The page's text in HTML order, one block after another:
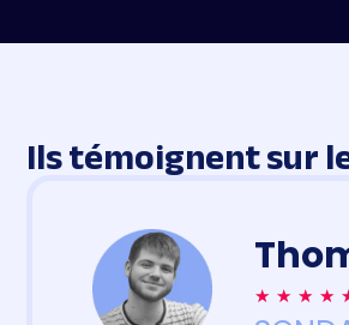
Ils témoignent sur
★ ★ ★ ★